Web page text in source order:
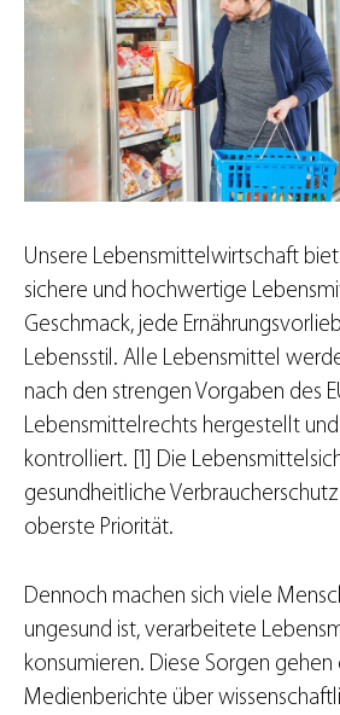
Unsere Lebensmittelwirtschaft
sichere und hochwertige
Geschmack, jede
Lebensstil. Alle Lebensmittel
nach den strengen Vorgaben des
Lebensmittelrechts hergestellt
kontrolliert. [1] Die
gesundheitliche
oberste Priorität.
Dennoch machen sich viele
ungesund ist, verarbeitete
konsumieren. Diese Sorgen
Medienberichte über